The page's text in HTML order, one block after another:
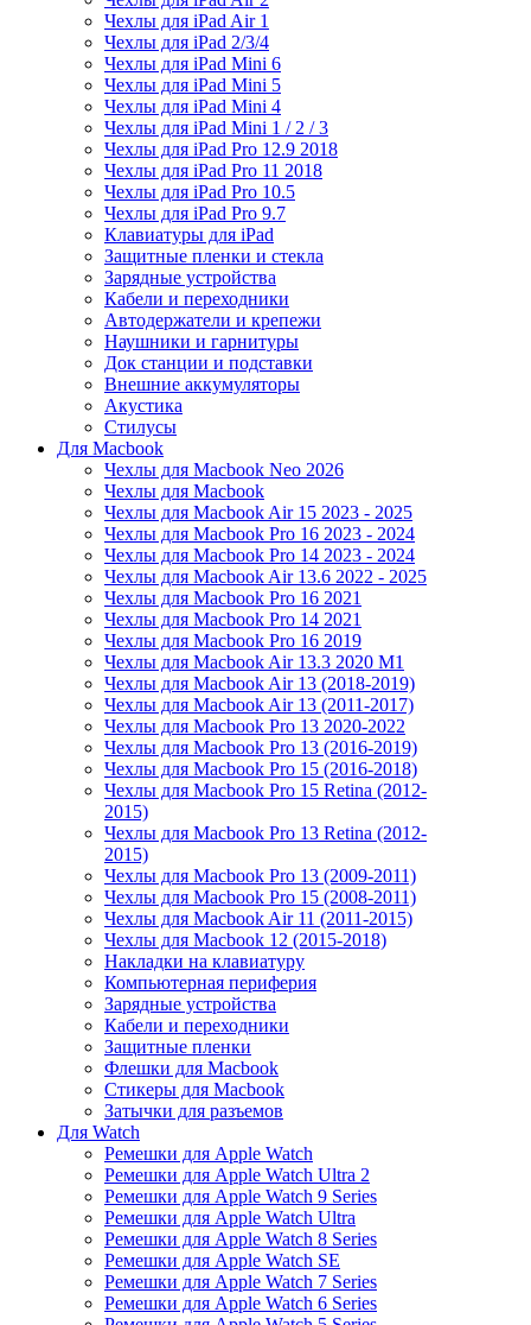
Чехлы для iPad Air 1
Чехлы для iPad 2/3/4
Чехлы для iPad Mini 6
Чехлы для iPad Mini 5
Чехлы для iPad Mini 4
Чехлы для iPad Mini 1 / 2 / 3
Чехлы для iPad Pro 12.9 2018
Чехлы для iPad Pro 11 2018
Чехлы для iPad Pro 10.5
Чехлы для iPad Pro 9.7
Клавиатуры для iPad
Защитные пленки и стекла
Зарядные устройства
Кабели и переходники
Автодержатели и крепежи
Наушники и гарнитуры
Док станции и подставки
Внешние аккумуляторы
Акустика
Стилусы
Для Macbook
Чехлы для Macbook Neo 2026
Чехлы для Macbook
Чехлы для Macbook Air 15 2023 - 2025
Чехлы для Macbook Pro 16 2023 - 2024
Чехлы для Macbook Pro 14 2023 - 2024
Чехлы для Macbook Air 13.6 2022 - 2025
Чехлы для Macbook Pro 16 2021
Чехлы для Macbook Pro 14 2021
Чехлы для Macbook Pro 16 2019
Чехлы для Macbook Air 13.3 2020 M1
Чехлы для Macbook Air 13 (2018-2019)
Чехлы для Macbook Air 13 (2011-2017)
Чехлы для Macbook Pro 13 2020-2022
Чехлы для Macbook Pro 13 (2016-2019)
Чехлы для Macbook Pro 15 (2016-2018)
Чехлы для Macbook Pro 15 Retina (2012-
2015)
Чехлы для Macbook Pro 13 Retina (2012-
2015)
Чехлы для Macbook Pro 13 (2009-2011)
Чехлы для Macbook Pro 15 (2008-2011)
Чехлы для Macbook Air 11 (2011-2015)
Чехлы для Macbook 12 (2015-2018)
Накладки на клавиатуру
Компьютерная периферия
Зарядные устройства
Кабели и переходники
Защитные пленки
Флешки для Macbook
Стикеры для Macbook
Затычки для разъемов
Для Watch
Ремешки для Apple Watch
Ремешки для Apple Watch Ultra 2
Ремешки для Apple Watch 9 Series
Ремешки для Apple Watch Ultra
Ремешки для Apple Watch 8 Series
Ремешки для Apple Watch SE
Ремешки для Apple Watch 7 Series
Ремешки для Apple Watch 6 Series